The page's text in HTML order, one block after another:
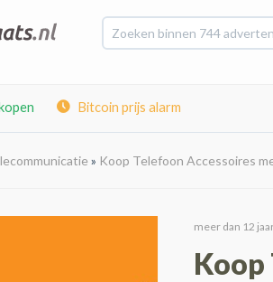
Bitcoin prijs alarm
» Koop Telefoon Accessoires
meer dan 12
Koop